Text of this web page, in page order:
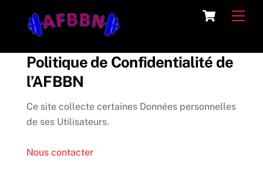
content
Cart
Politique de Confidentialité de
l’AFBBN
Ce site collecte certaines Données personnelles
de ses Utilisateurs.
Nous contacter